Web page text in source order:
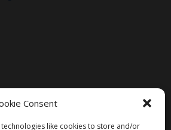
Consent
like cookies to store and/or